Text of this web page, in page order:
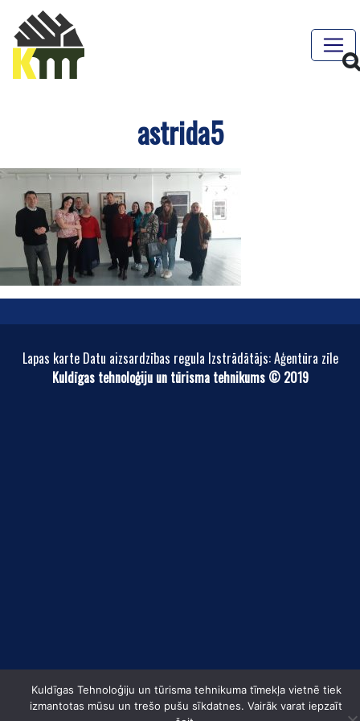
astrida5
Lapas karte Datu aizsardzības regula Izstrādātājs: Aģentūra zīle
Kuldīgas tehnoloģiju un tūrisma tehnikums © 2019
Kuldīgas Tehnoloģiju un tūrisma tehnikuma tīmekļa vietnē tiek
izmantotas mūsu un trešo pušu sīkdatnes. Vairāk varat iepzaīt